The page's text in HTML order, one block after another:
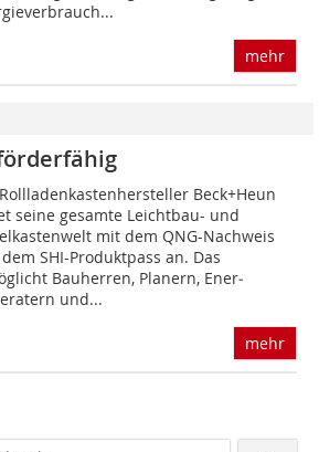
mehr
Beck+Heun
seine gesamte Leichtbau- und
mit dem QNG-Nachweis
SHI-Produktpass an. Das
Bauherren, Planern, Ener­
und...
mehr